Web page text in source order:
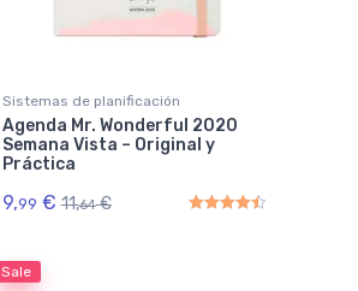
Sistemas de planificación
Agenda Mr. Wonderful 2020
Semana Vista – Original y
Práctica
9,99 € 11,64 €
Sale